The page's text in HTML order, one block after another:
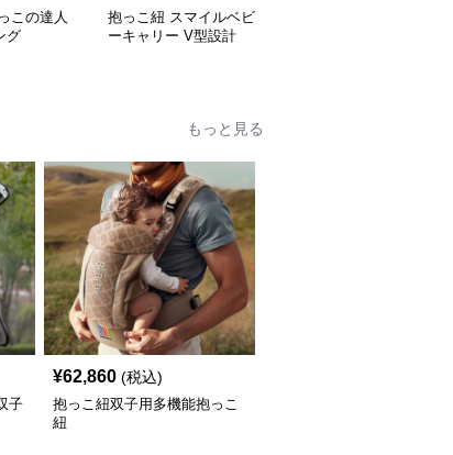
この達人
グ
抱っこ紐 スマイルベビ
ーキャリー V型設計
もっと見る
子
¥62,860 (税込)
抱っこ紐双子用多機能抱っこ
紐